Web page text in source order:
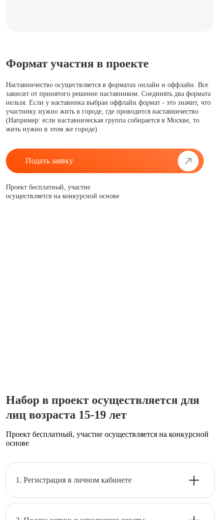
Формат участия в проекте
Наставничество осуществляется в форматах онлайн и оффлайн. Все
зависит от принятого решение наставником. Соединять два формата
нельзя. Если у наставника выбран оффлайн формат - это значит, что
участнику нужно жить в городе, где проводится наставничество
(Например: если наставническая группа собирается в Москве, то
жить нужно в этом же городе)
Подать заявку
Проект бесплатный, участие
осуществляется на конкурсной основе
Набор в проект осуществляется для
лиц возраста 15-19 лет
Проект бесплатный, участие осуществляется на конкурсной
основе
1. Регистрация в личном кабинете
лет и несовершеннолетних лиц. Если подростку нет